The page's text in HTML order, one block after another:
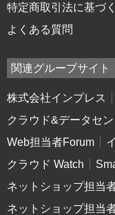
特定商取引法に基づ
よくある質問
関連グループサイト
株式会社インプレス
クラウド&データセ
Web担当者Forum
クラウド Watch
ネットショップ担当
ネットショップ担当